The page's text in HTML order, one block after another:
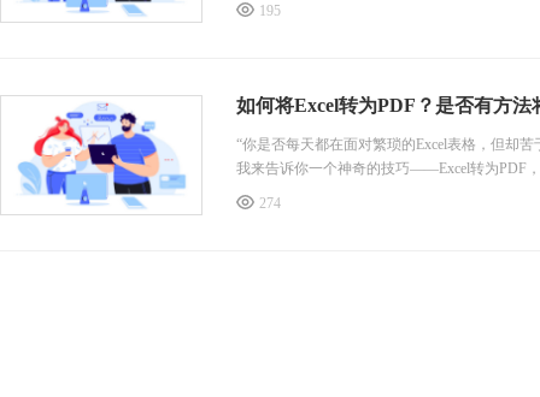
195
如何将Excel转为PDF？是否有方
“你是否每天都在面对繁琐的Excel表格，但却
我来告诉你一个神奇的技巧——Excel转为PDF
274